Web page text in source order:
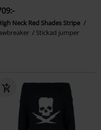
Neck Red Shades Stripe
Stickad jumper